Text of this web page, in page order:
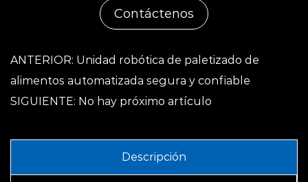
rápidamente anomalías para evitar posibles problemas y
pérdidas de calidad.
4. Detección de múltiples objetos: la unidad robótica admite la
detección de múltiples objetos, lo que permite la detección
simultánea de múltiples objetos objetivo, lo que mejora la
en línea tiene la capacidad de adaptarse a diferentes entornos
de trabajo y objetos objetivo, ajustando parámetros y
Contáctenos
ANTERIOR: Unidad robótica de paletizado de
alimentos automatizada segura y confiable
SIGUIENTE: No hay próximo artículo
Descripción